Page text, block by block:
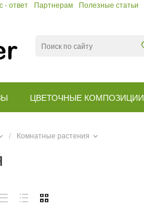
- ответ Партнерам Полезные статьи
ЦВЕТОЧНЫЕ КОМПОЗИЦИИ
/ Комнатные растения